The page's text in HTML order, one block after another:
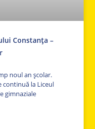
Constanța –
noul an școlar.
continuă la Liceul
gimnaziale